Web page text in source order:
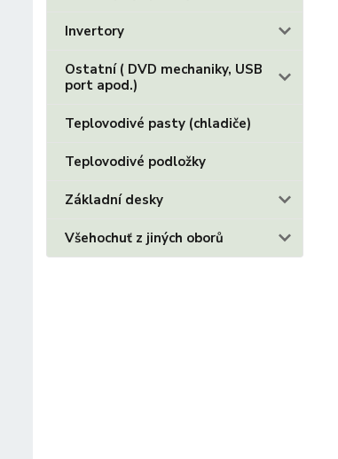
Invertory
Ostatní ( DVD mechaniky, USB
port apod.)
Teplovodivé pasty (chladiče)
Teplovodivé podložky
Základní desky
Všehochuť z jiných oborů